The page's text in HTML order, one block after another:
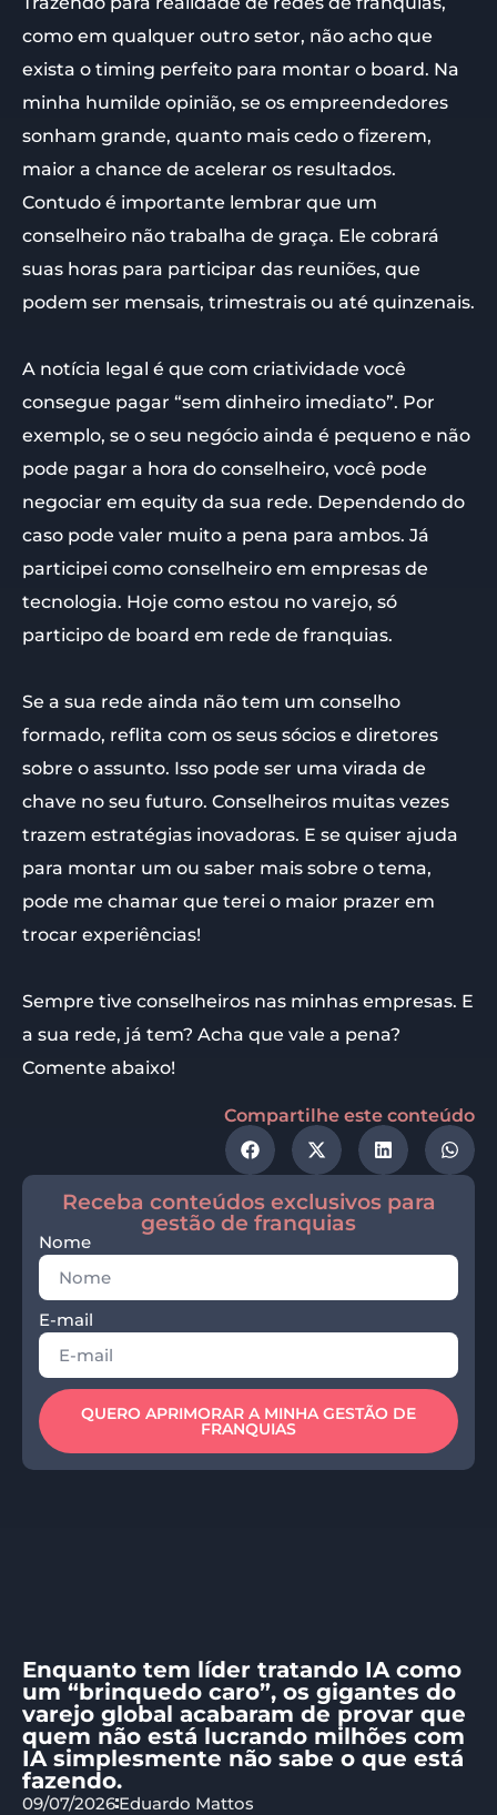
como em qualquer outro setor, não acho que
exista o timing perfeito para montar o board. Na
minha humilde opinião, se os empreendedores
sonham grande, quanto mais cedo o fizerem,
maior a chance de acelerar os resultados.
Contudo é importante lembrar que um
conselheiro não trabalha de graça. Ele cobrará
suas horas para participar das reuniões, que
podem ser mensais, trimestrais ou até quinzenais.
A notícia legal é que com criatividade você
consegue pagar “sem dinheiro imediato”. Por
exemplo, se o seu negócio ainda é pequeno e não
pode pagar a hora do conselheiro, você pode
negociar em equity da sua rede. Dependendo do
caso pode valer muito a pena para ambos. Já
participei como conselheiro em empresas de
tecnologia. Hoje como estou no varejo, só
participo de board em rede de franquias.
Se a sua rede ainda não tem um conselho
formado, reflita com os seus sócios e diretores
sobre o assunto. Isso pode ser uma virada de
chave no seu futuro. Conselheiros muitas vezes
trazem estratégias inovadoras. E se quiser ajuda
para montar um ou saber mais sobre o tema,
pode me chamar que terei o maior prazer em
trocar experiências!
Sempre tive conselheiros nas minhas empresas. E
a sua rede, já tem? Acha que vale a pena?
Comente abaixo!
Compartilhe este conteúdo
Receba conteúdos exclusivos para
gestão de franquias
Nome
E-mail
QUERO APRIMORAR A MINHA GESTÃO DE
FRANQUIAS
Enquanto tem líder tratando IA como
um “brinquedo caro”, os gigantes do
varejo global acabaram de provar que
quem não está lucrando milhões com
IA simplesmente não sabe o que está
fazendo.
09/07/2026 Eduardo Mattos